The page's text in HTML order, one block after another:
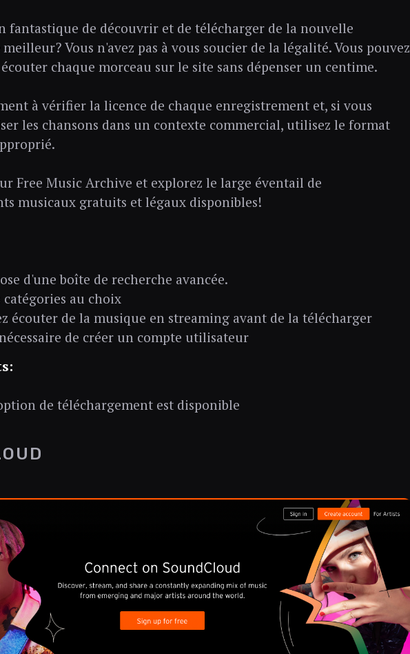
fantastique de découvrir et de télécharger de la nouvelle
Vous n'avez pas à vous soucier de la légalité. Vous pouvez
chaque morceau sur le site sans dépenser un centime.
à vérifier la licence de chaque enregistrement et, si vous
les chansons dans un contexte commercial, utilisez le format
Free Music Archive et explorez le large éventail de
musicaux gratuits et légaux disponibles!
d'une boîte de recherche avancée.
au choix
écouter de la musique en streaming avant de la télécharger
de créer un compte utilisateur
de téléchargement est disponible